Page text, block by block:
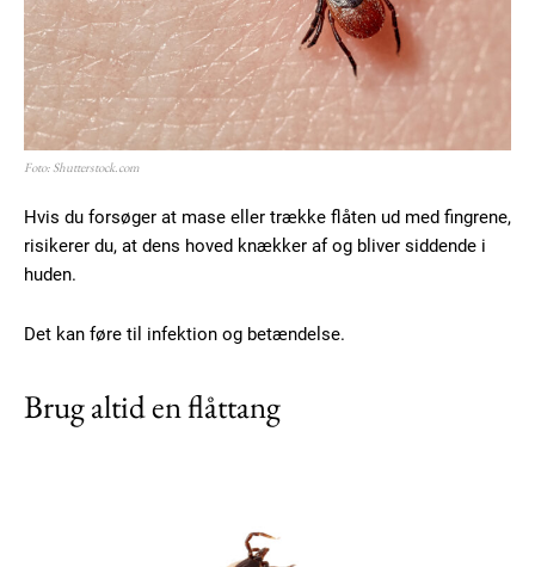
Foto: Shutterstock.com
Hvis du forsøger at mase eller trække flåten ud med fingrene,
risikerer du, at dens hoved knækker af og bliver siddende i
huden.
Det kan føre til infektion og betændelse.
Brug altid en flåttang